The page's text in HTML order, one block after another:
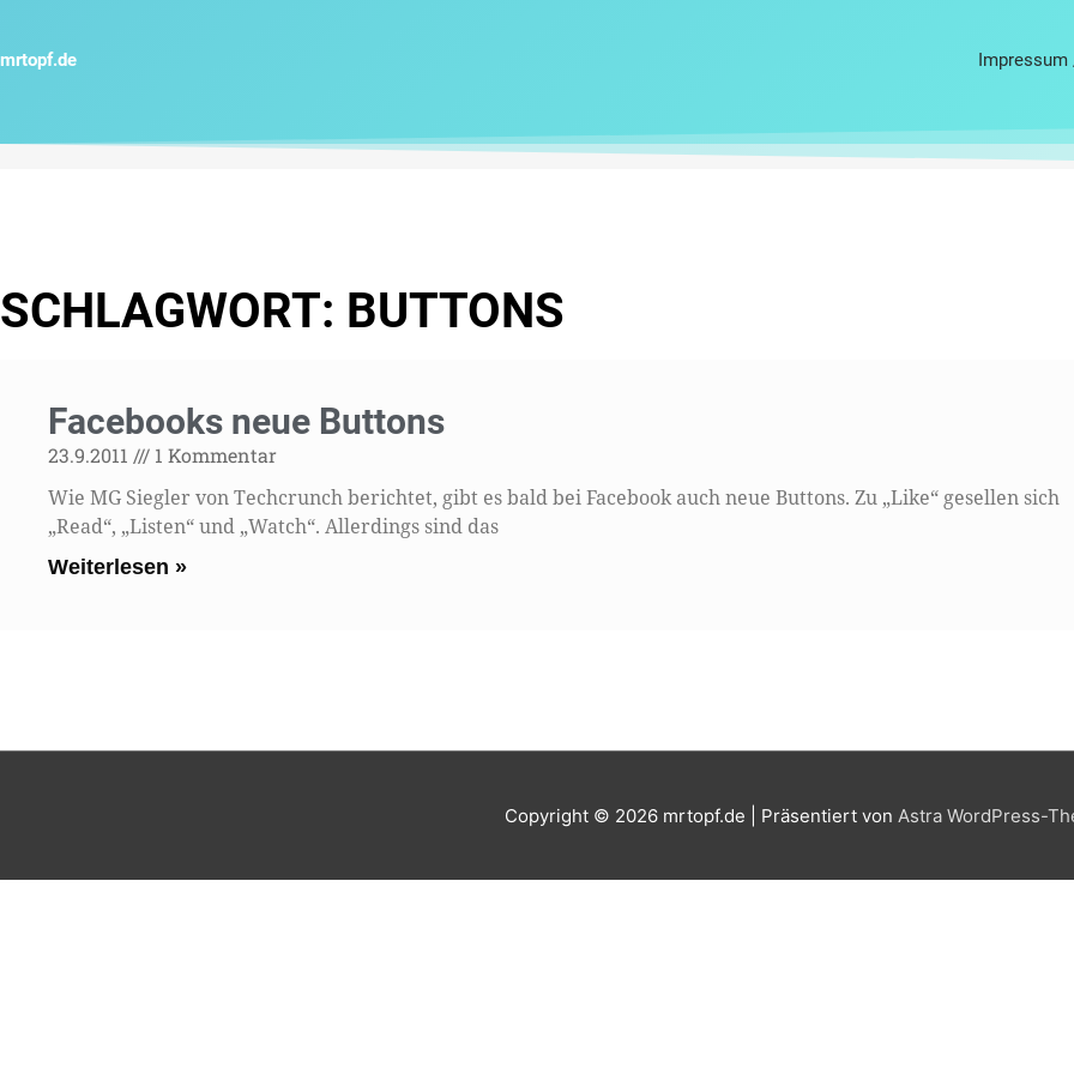
springen
mrtopf.de
SCHLAGWORT: BUTTONS
Facebooks neue Buttons
23.9.2011 1 Kommentar
Wie MG Siegler von Techcrunch berichtet, gibt es bald bei Facebook auch neue Buttons. Zu „Like“ gesellen sich
„Read“, „Listen“ und „Watch“. Allerdings sind das
Weiterlesen »
Copyright © 2026 mrtopf.de | Präsentiert von Astra WordPress-